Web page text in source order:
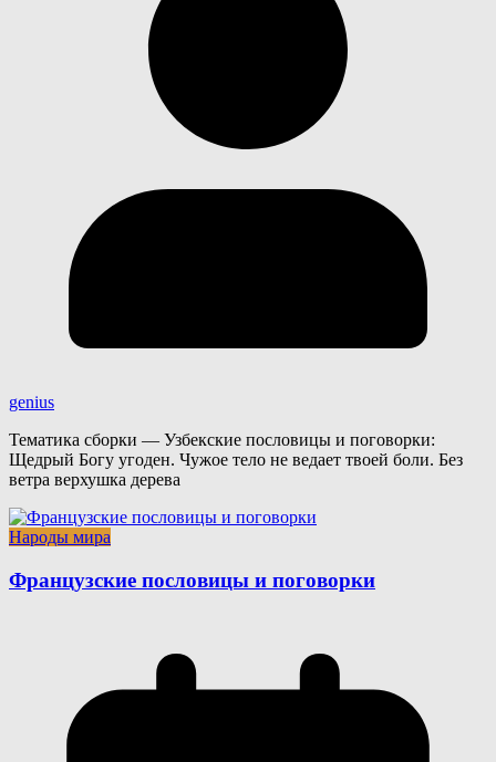
genius
Тематика сборки — Узбекские пословицы и поговорки:
Щедрый Богу угоден. Чужое тело не ведает твоей боли. Без
ветра верхушка дерева
Народы мира
Французские пословицы и поговорки